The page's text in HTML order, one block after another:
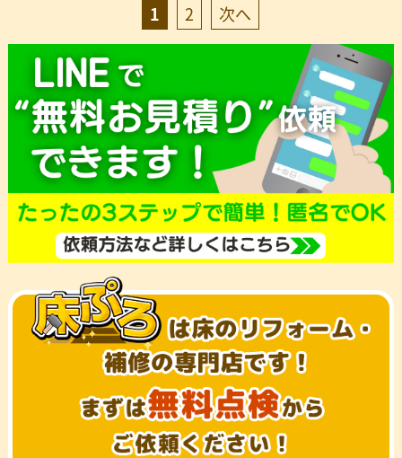
ペ
り
1 2 次へ